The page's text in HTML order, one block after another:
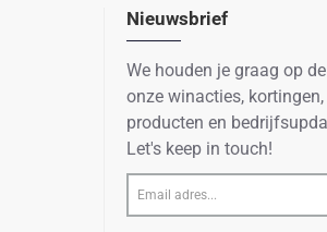
Nieuwsbrief
We houden je graag op
onze winacties,
producten en
Let's keep in touch!
Email
adres...